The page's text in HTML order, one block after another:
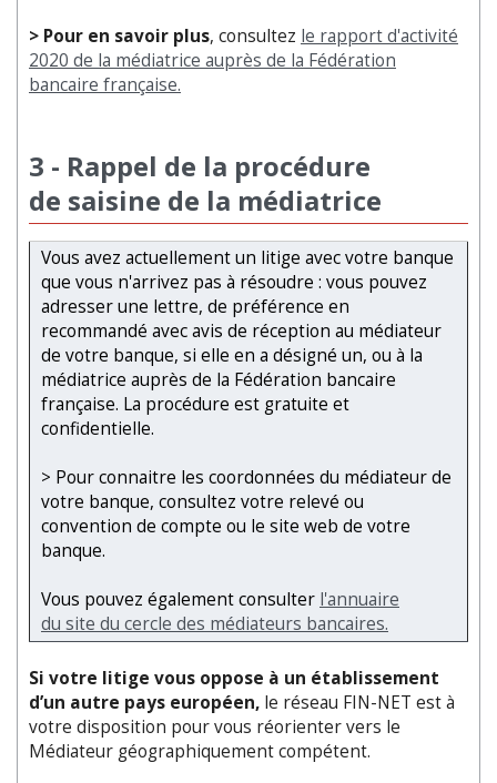
> Pour en savoir plus, consultez le rapport d'activité
2020 de la médiatrice auprès de la Fédération
bancaire française.
3 - Rappel de la procédure
de saisine de la médiatrice
Vous avez actuellement un litige avec votre banque
que vous n'arrivez pas à résoudre : vous pouvez
adresser une lettre, de préférence en
recommandé avec avis de réception au médiateur
de votre banque, si elle en a désigné un, ou à la
médiatrice auprès de la Fédération bancaire
française. La procédure est gratuite et
confidentielle.
> Pour connaitre les coordonnées du médiateur de
votre banque, consultez votre relevé ou
convention de compte ou le site web de votre
banque.
Vous pouvez également consulter l'annuaire
du site du cercle des médiateurs bancaires.
Si votre litige vous oppose à un établissement
d’un autre pays européen, le réseau FIN-NET est à
votre disposition pour vous réorienter vers le
Médiateur géographiquement compétent.